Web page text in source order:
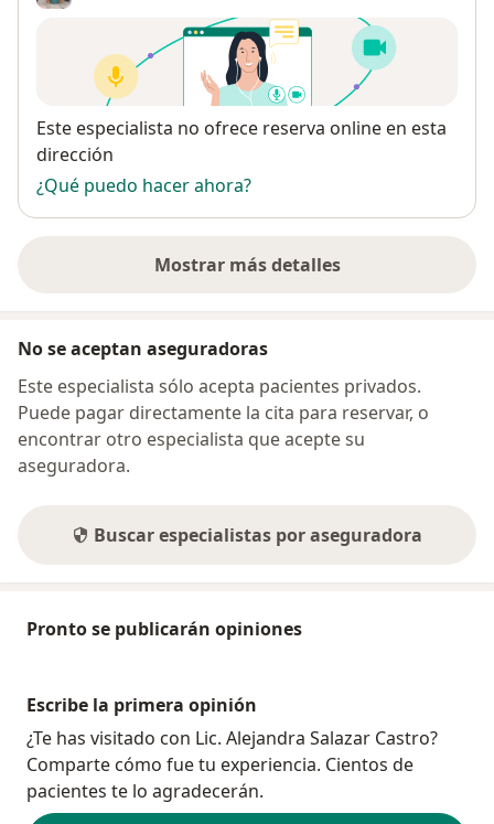
Disponibilidad
Este especialista no ofrece reserva online en esta
dirección
¿Qué puedo hacer ahora?
Mostrar más detalles
sobre la dirección
No se aceptan aseguradoras
Este especialista sólo acepta pacientes privados.
Puede pagar directamente la cita para reservar, o
encontrar otro especialista que acepte su
aseguradora.
Buscar especialistas por aseguradora
Pronto se publicarán opiniones
Escribe la primera opinión
¿Te has visitado con Lic. Alejandra Salazar Castro?
Comparte cómo fue tu experiencia. Cientos de
pacientes te lo agradecerán.